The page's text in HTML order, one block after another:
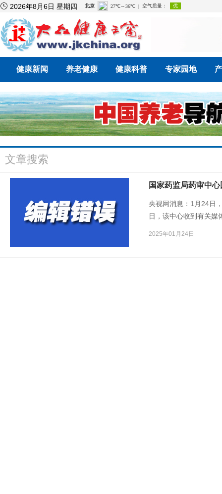
 2026年8月6日 星期四
健康新闻 养老健康 健康科普 专家园地
文章搜索
国家药监局药审中
央视网消息：1月24日
日，该中心收到有关媒
2025年01月24日